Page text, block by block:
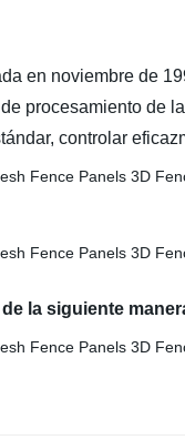
en noviembre de
procesamiento de
controlar
la siguiente